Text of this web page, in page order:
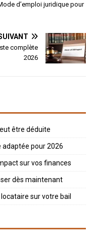
d’emploi juridique pour
complète
2026
être déduite
adaptée pour 2026
sur vos finances
dès maintenant
sur votre bail